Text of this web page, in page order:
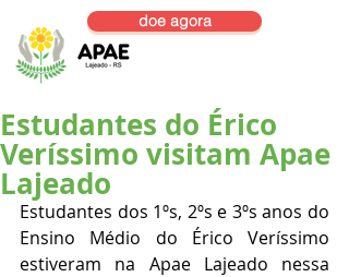
doe agora
Estudantes do Érico
Veríssimo visitam Apae
Lajeado
Estudantes dos 1ºs, 2ºs e 3ºs anos do
Ensino Médio do Érico Veríssimo
estiveram na Apae Lajeado nessa